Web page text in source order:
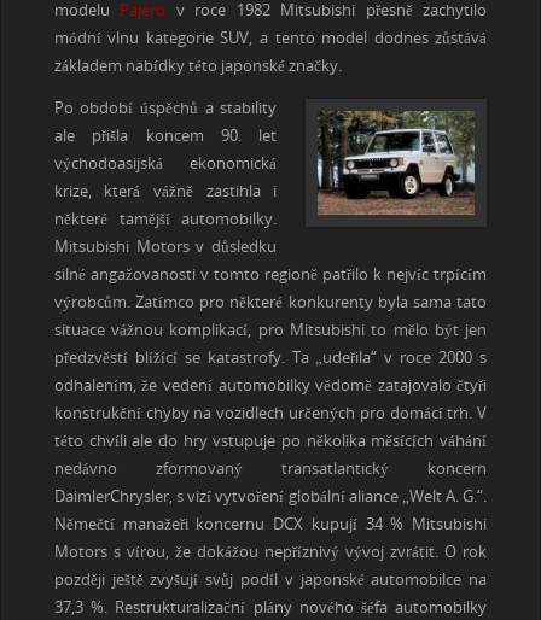
modelu Pajero v roce 1982 Mitsubishi přesně zachytilo
módní vlnu kategorie SUV, a tento model dodnes zůstává
základem nabídky této japonské značky.
Po období úspěchů a stability
ale přišla koncem 90. let
východoasijská ekonomická
krize, která vážně zastihla i
některé tamější automobilky.
Mitsubishi Motors v důsledku
silné angažovanosti v tomto regioně patřilo k nejvíc trpícím
výrobcům. Zatímco pro některé konkurenty byla sama tato
situace vážnou komplikací, pro Mitsubishi to mělo být jen
předzvěstí blížící se katastrofy. Ta „udeřila“ v roce 2000 s
odhalením, že vedení automobilky vědomě zatajovalo čtyři
konstrukční chyby na vozidlech určených pro domácí trh. V
této chvíli ale do hry vstupuje po několika měsících váhání
nedávno zformovaný transatlantický koncern
DaimlerChrysler, s vizí vytvoření globální aliance „Welt A. G.“.
Němečtí manažeři koncernu DCX kupují 34 % Mitsubishi
Motors s vírou, že dokážou nepříznivý vývoj zvrátit. O rok
později ještě zvyšují svůj podíl v japonské automobilce na
37,3 %. Restrukturalizační plány nového šéfa automobilky